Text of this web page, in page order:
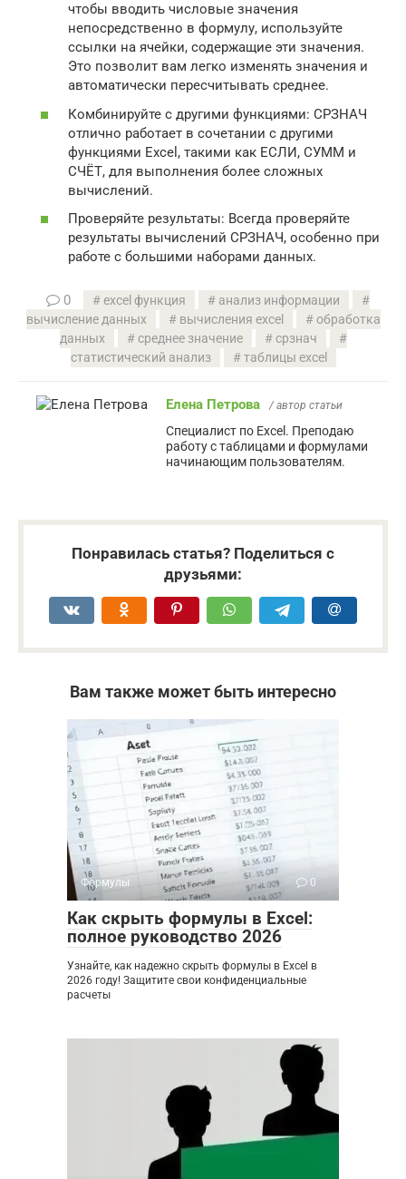
чтобы вводить числовые значения
непосредственно в формулу, используйте
ссылки на ячейки, содержащие эти значения.
Это позволит вам легко изменять значения и
автоматически пересчитывать среднее.
Комбинируйте с другими функциями: СРЗНАЧ
отлично работает в сочетании с другими
функциями Excel, такими как ЕСЛИ, СУММ и
СЧЁТ, для выполнения более сложных
вычислений.
Проверяйте результаты: Всегда проверяйте
результаты вычислений СРЗНАЧ, особенно при
работе с большими наборами данных.
0 excel функция
анализ информации
вычисление данных
вычисления excel
обработка
данных
среднее значение
срзнач
статистический анализ
таблицы excel
Елена Петрова / автор статьи
Специалист по Excel. Преподаю
работу с таблицами и формулами
начинающим пользователям.
Понравилась статья? Поделиться с
друзьями:
Вам также может быть интересно
Формулы 0
Как скрыть формулы в Excel:
полное руководство 2026
Узнайте, как надежно скрыть формулы в Excel в
2026 году! Защитите свои конфиденциальные
расчеты